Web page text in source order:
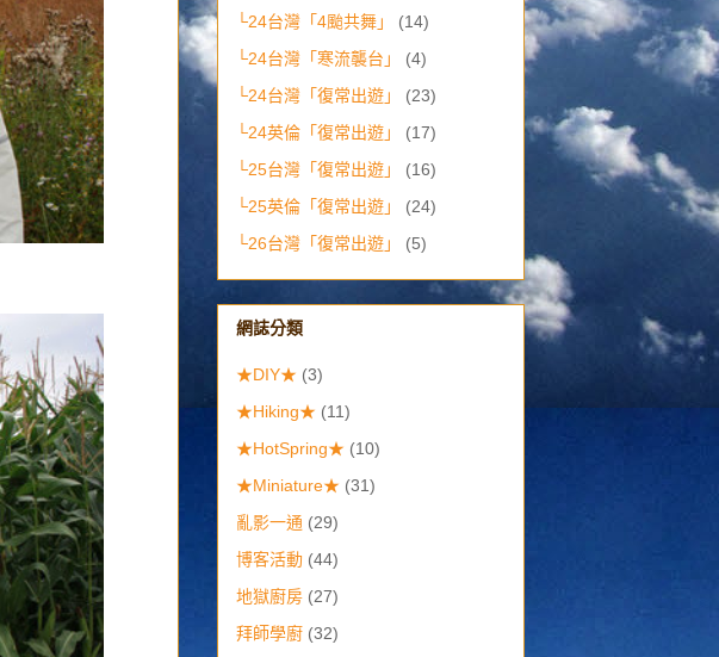
└24台灣「4颱共舞」
(14)
└24台灣「寒流襲台」
(4)
└24台灣「復常出遊」
(23)
└24英倫「復常出遊」
(17)
└25台灣「復常出遊」
(16)
└25英倫「復常出遊」
(24)
└26台灣「復常出遊」
(5)
網誌分類
★DIY★ (3)
★Hiking★ (11)
★HotSpring★ (10)
★Miniature★ (31)
亂影一通 (29)
博客活動 (44)
地獄廚房 (27)
拜師學廚 (32)